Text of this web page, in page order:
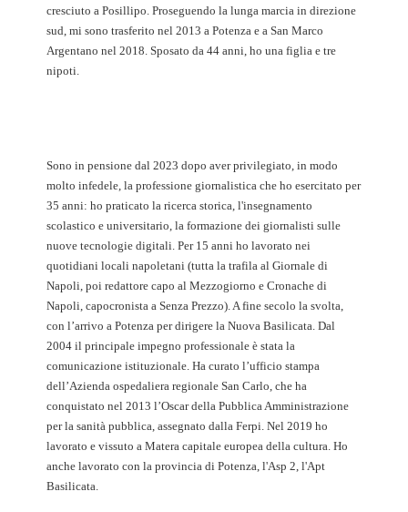
cresciuto a Posillipo. Proseguendo la lunga marcia in direzione
sud, mi sono trasferito nel 2013 a Potenza e a San Marco
Argentano nel 2018. Sposato da 44 anni, ho una figlia e tre
nipoti.
Sono in pensione dal 2023 dopo aver privilegiato, in modo
molto infedele, la professione giornalistica che ho esercitato per
35 anni: ho praticato la ricerca storica, l'insegnamento
scolastico e universitario, la formazione dei giornalisti sulle
nuove tecnologie digitali. Per 15 anni ho lavorato nei
quotidiani locali napoletani (tutta la trafila al Giornale di
Napoli, poi redattore capo al Mezzogiorno e Cronache di
Napoli, capocronista a Senza Prezzo). A fine secolo la svolta,
con l’arrivo a Potenza per dirigere la Nuova Basilicata. Dal
2004 il principale impegno professionale è stata la
comunicazione istituzionale. Ha curato l’ufficio stampa
dell’Azienda ospedaliera regionale San Carlo, che ha
conquistato nel 2013 l’Oscar della Pubblica Amministrazione
per la sanità pubblica, assegnato dalla Ferpi. Nel 2019 ho
lavorato e vissuto a Matera capitale europea della cultura. Ho
anche lavorato con la provincia di Potenza, l'Asp 2, l'Apt
Basilicata.